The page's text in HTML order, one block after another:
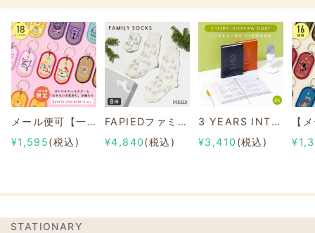
メール便可【一部店舗限定】2/8b PAIR KEY RING Sanrio characters ver.
¥1,595(税込)
FAPIEDファミリーソックスセット 総柄
¥4,840(税込)
3 YEARS INTERVIEW DIARY
¥3,410 (税込)
STATIONARY